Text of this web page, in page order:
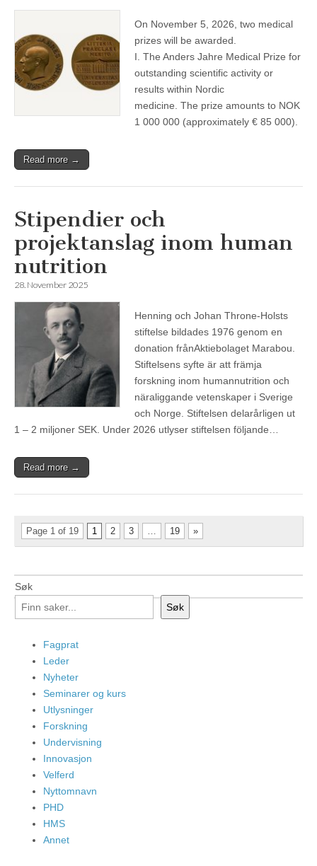
On November 5, 2026, two medical
prizes will be awarded.
I. The Anders Jahre Medical Prize for
outstanding scientific activity or
results within Nordic
medicine. The prize amounts to NOK
1 000 000 (approximately € 85 000).
Read more →
Stipendier och
projektanslag inom human
nutrition
28. November 2025
Henning och Johan Throne-Holsts
stiftelse bildades 1976 genom en
donation frånAktiebolaget Marabou.
Stiftelsens syfte är att främja
forskning inom humannutrition och
näraliggande vetenskaper i Sverige
och Norge. Stiftelsen delarårligen ut
1 – 2 miljoner SEK. Under 2026 utlyser stiftelsen följande…
Read more →
Page 1 of 19 1 2 3 … 19 »
Søk
Søk
Fagprat
Leder
Nyheter
Seminarer og kurs
Utlysninger
Forskning
Undervisning
Innovasjon
Velferd
Nyttomnavn
PHD
HMS
Annet